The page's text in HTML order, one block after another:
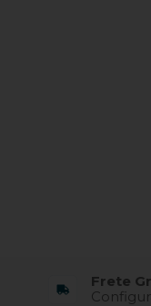
Frete